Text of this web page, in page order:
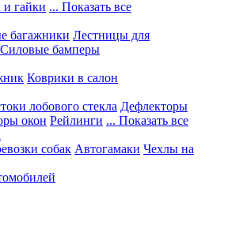
гайки ... Показать все
багажники Лестницы для
Силовые бамперы
Коврики в салон
лобового стекла Дефлекторы
окон Рейлинги ... Показать все
собак Автогамаки Чехлы на